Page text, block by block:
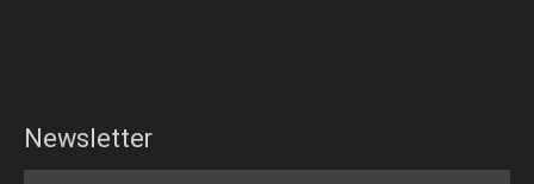
Newsletter